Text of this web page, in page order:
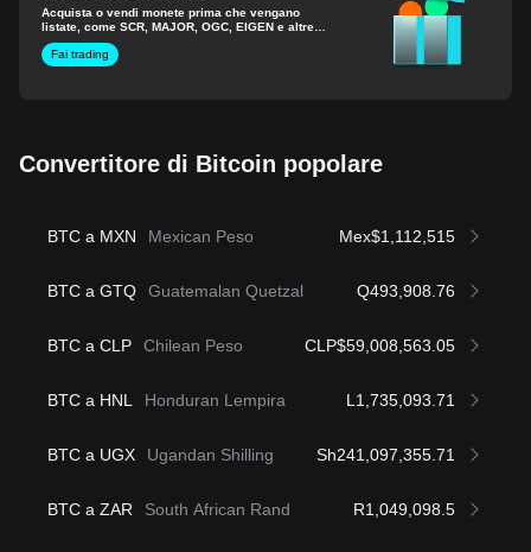
Acquista o vendi monete prima che vengano
listate, come SCR, MAJOR, OGC, EIGEN e altre
ancora.
Fai trading
Convertitore di Bitcoin popolare
BTC a MXN Mexican Peso Mex$1,112,515
BTC a GTQ Guatemalan Quetzal Q493,908.76
BTC a CLP Chilean Peso CLP$59,008,563.05
BTC a HNL Honduran Lempira L1,735,093.71
BTC a UGX Ugandan Shilling Sh241,097,355.71
BTC a ZAR South African Rand R1,049,098.5